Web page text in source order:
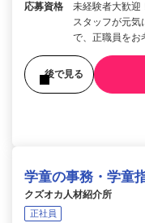
応募資格
未経験者大歓
スタッフが元
で、正職員を
後で見る
学童の事務・学童
クズオカ人材紹介所
正社員